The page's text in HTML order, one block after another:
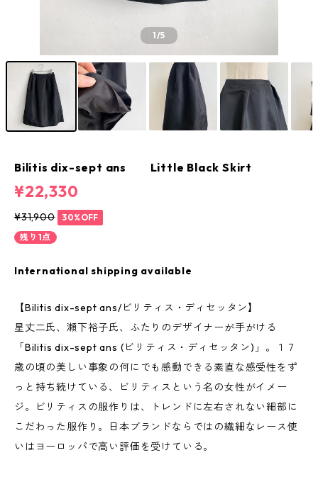
1/5
Bilitis dix-sept ans Little Black Skirt
¥22,330
¥31,900
30%OFF
残り1点
International shipping available
【Bilitis dix-sept ans/ビリティス・ディセッタン】
星丈二氏、瀬下裕子氏、ふたりのデザイナーが手がける
「Bilitis dix-sept ans (ビリティス・ディセッタン)」。１７
歳の頃の美しい事象の何にでも感動できる素直な感受性をず
っと持ち続けている、ビリティスという名の女性がイメー
ジ。ビリティスの服作りは、トレンドに左右されない細部に
こだわった服作り。日本ブランドならではの繊細なレース使
いはヨーロッパで高い評価を受けている。